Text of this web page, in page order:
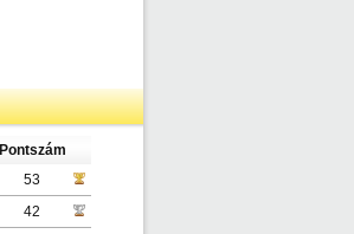
Pontszám
53
42